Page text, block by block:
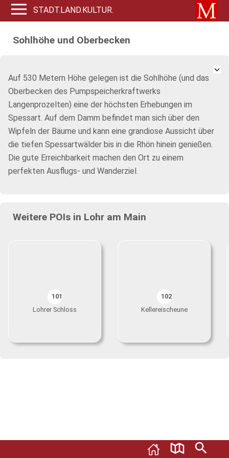
STADT.LAND.KULTUR.
Sohlhöhe und Oberbecken
Auf 530 Metern Höhe gelegen ist die Sohlhöhe (und das
Oberbecken des Pumpspeicherkraftwerks
Langenprozelten) eine der höchsten Erhebungen im
Spessart. Auf dem Damm befindet man sich über den
Wipfeln der Bäume und kann eine grandiose Aussicht über
die tiefen Spessartwälder bis in die Rhön hinein genießen.
Die gute Erreichbarkeit machen den Ort zu einem
perfekten Ausflugs- und Wanderziel.
Weitere POIs in Lohr am Main
101
Lohrer Schloss
102
Kellereischeune